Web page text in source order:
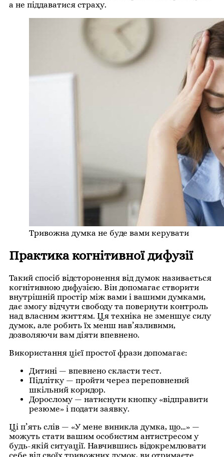
а не піддаватися страху.
Тривожна думка не буде вами керувати
Практика когнітивної дифузії
Такий спосіб відсторонення від думок називається
когнітивною дифузією. Він допомагає створити
внутрішній простір між вами і вашими думками,
дає змогу відчути свободу та повернути контроль
над власним життям. Ця техніка не зменшує силу
думок, але робить їх менш нав’язливими,
дозволяючи вам діяти впевнено.
Використання цієї простої фрази допомагає:
Дитині — впевнено скласти тест.
Підлітку — пройти через переповнений
шкільний коридор.
Дорослому — натиснути кнопку «відправити
резюме» і подати заявку.
Ці п’ять слів — «У мене виникла думка, що…» —
можуть стати вашим особистим антистресом у
будь-якій ситуації. Навчившись відокремлювати